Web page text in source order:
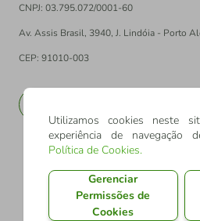
CNPJ: 03.795.072/0001-60
Av. Assis Brasil, 3940, J. Lindóia - Porto
CEP: 91010-003
Utilizamos cookies neste
experiência de navegação
Política de Cookies.
Gerenciar
Permissões de
Cookies